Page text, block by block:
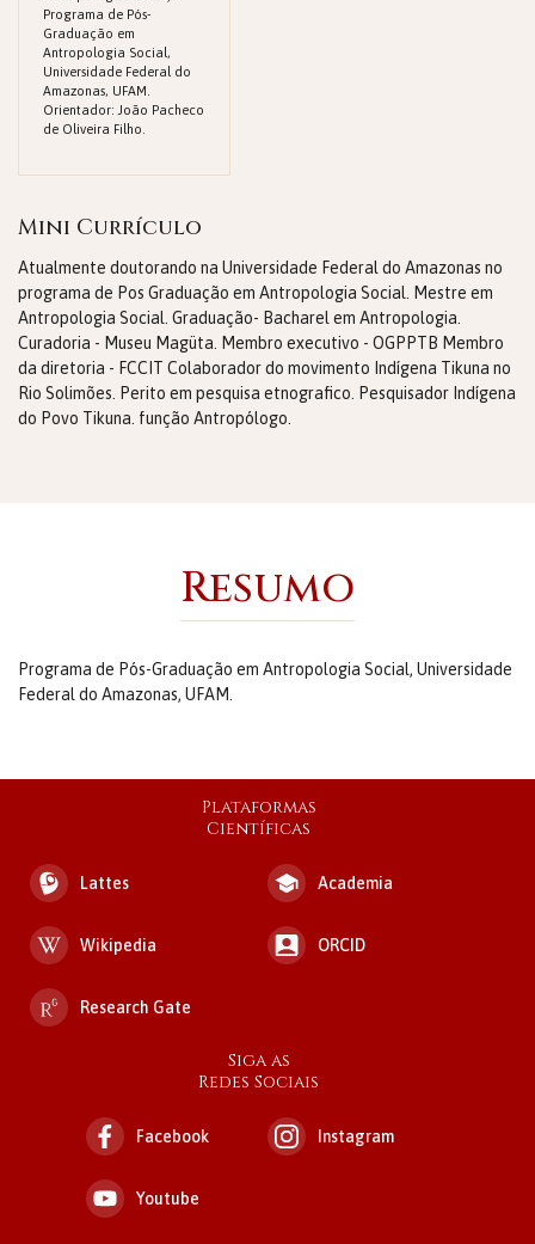
Programa de Pós-
Graduação em
Antropologia Social,
Universidade Federal do
Amazonas, UFAM.
Orientador: João Pacheco
de Oliveira Filho.
Mini Currículo
Atualmente doutorando na Universidade Federal do Amazonas no
programa de Pos Graduação em Antropologia Social. Mestre em
Antropologia Social. Graduação- Bacharel em Antropologia.
Curadoria - Museu Magüta. Membro executivo - OGPPTB Membro
da diretoria - FCCIT Colaborador do movimento Indígena Tikuna no
Rio Solimões. Perito em pesquisa etnografico. Pesquisador Indígena
do Povo Tikuna. função Antropólogo.
Resumo
Programa de Pós-Graduação em Antropologia Social, Universidade
Federal do Amazonas, UFAM.
Plataformas
Científicas
Lattes Academia
Wikipedia ORCID
Research Gate
Siga as
Redes Sociais
Facebook Instagram
Youtube